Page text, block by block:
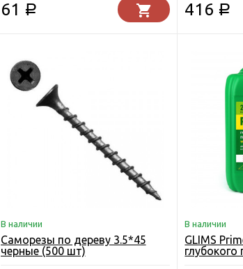
61 Р 416 Р
В наличии
Саморезы по дереву 3.5*45
черные (500 шт)
В наличии
GLIMS
глубокого